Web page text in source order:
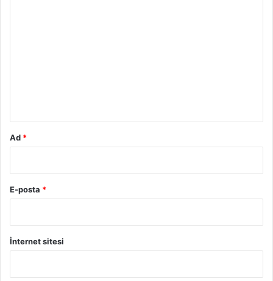
Ad *
E-posta *
İnternet sitesi